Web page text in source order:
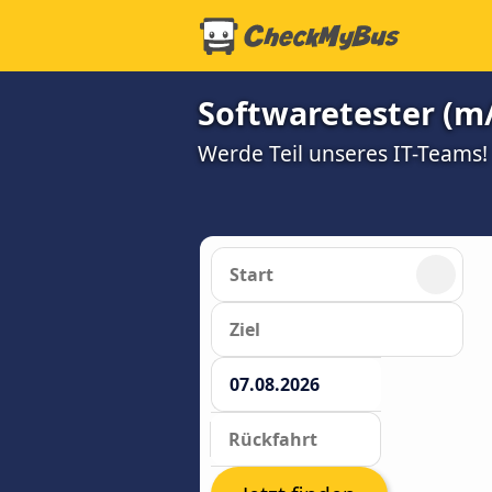
Softwaretester
Werde Teil unseres IT-Teams!